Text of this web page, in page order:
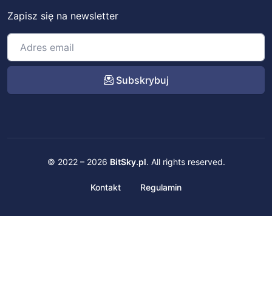
Zapisz się na newsletter
Subskrybuj
© 2022 – 2026 BitSky.pl. All rights reserved.
Kontakt Regulamin